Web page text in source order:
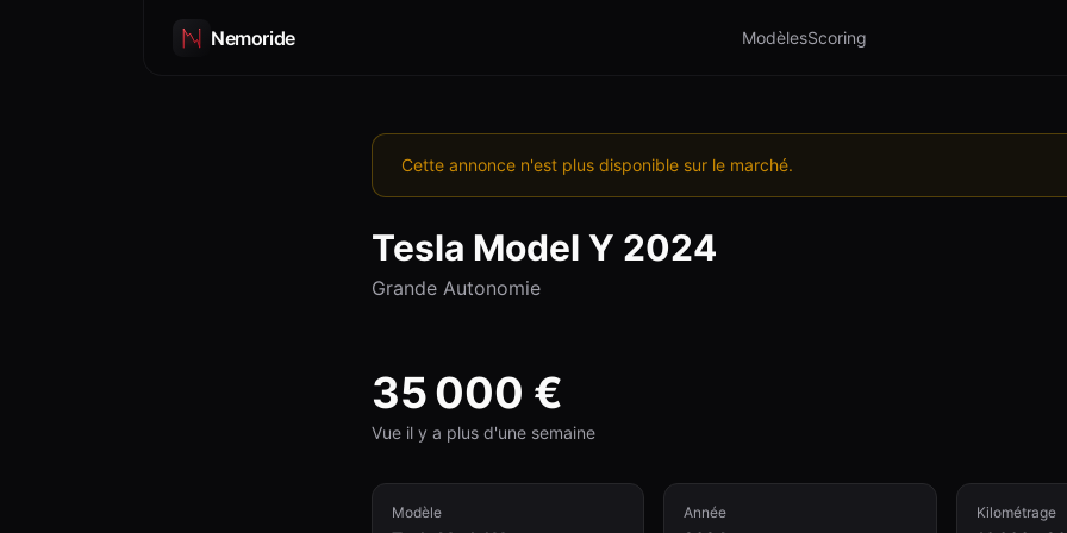
Nemoride ModèlesScoring
Cette annonce n'est plus disponible sur le marché.
Tesla Model Y 2024
Grande Autonomie
35 000 €
Vue il y a plus d'une semaine
Modèle Année Kilométrage